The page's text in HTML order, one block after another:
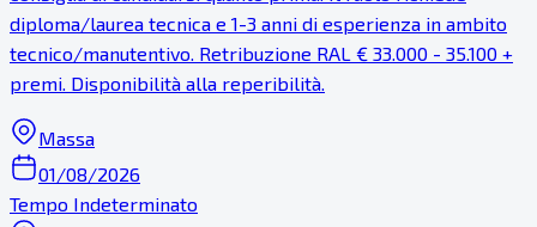
diploma/laurea tecnica e 1-3 anni di esperienza in ambito
tecnico/manutentivo. Retribuzione RAL € 33.000 - 35.100 +
premi. Disponibilità alla reperibilità.
Massa
01/08/2026
Tempo Indeterminato